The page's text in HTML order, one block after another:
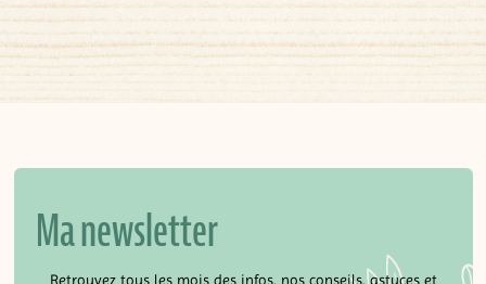
Ma newsletter
Retrouvez tous les mois des infos, nos conseils, astuces et